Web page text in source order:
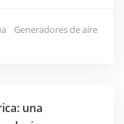
Esta tecnología
Generadores de aire
una